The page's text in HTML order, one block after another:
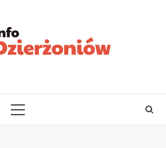
PRIMARY